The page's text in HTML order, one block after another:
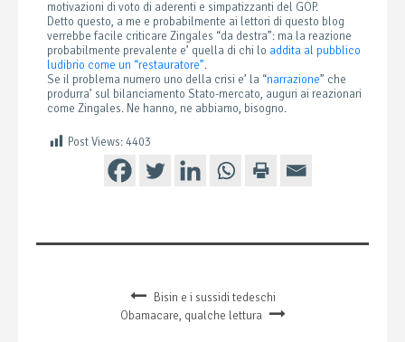
motivazioni di voto di aderenti e simpatizzanti del GOP.
Detto questo, a me e probabilmente ai lettori di questo blog
verrebbe facile criticare Zingales “da destra”: ma la reazione
probabilmente prevalente e’ quella di chi lo addita al pubblico
ludibrio come un “restauratore”.
Se il problema numero uno della crisi e’ la “narrazione” che
produrra’ sul bilanciamento Stato-mercato, auguri ai reazionari
come Zingales. Ne hanno, ne abbiamo, bisogno.
Post Views: 4403
Bisin e i sussidi tedeschi
Obamacare, qualche lettura